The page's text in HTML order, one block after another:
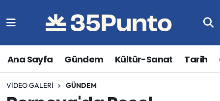
Ana Sayfa Gündem Kültür-Sanat Tarih
VIDEO GALERI GÜNDEM